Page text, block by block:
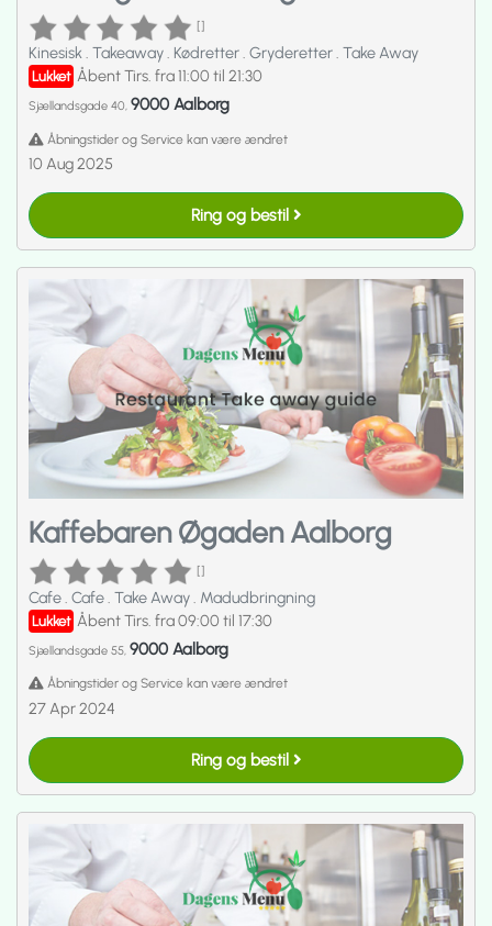
[]
Kinesisk. Takeaway. Kødretter. Gryderetter. Take Away
Lukket Åbent Tirs. fra 11:00 til 21:30
Sjællandsgade 40, 9000 Aalborg
Åbningstider og Service kan være ændret
10 Aug 2025
Ring og bestil
Kaffebaren Øgaden Aalborg
[]
Cafe. Cafe. Take Away. Madudbringning
Lukket Åbent Tirs. fra 09:00 til 17:30
Sjællandsgade 55, 9000 Aalborg
Åbningstider og Service kan være ændret
27 Apr 2024
Ring og bestil